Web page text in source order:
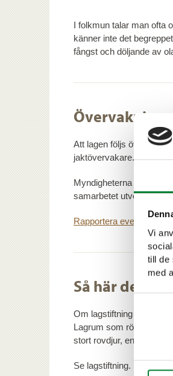
Vi
till de
med
I folkmun talar man ofta
känner inte det
fångst och döljande av
Övervakning
Att lagen följs
jaktövervakare.
Myndigheterna
samarbetet utvecklats
Rapportera eventuella
Så här
Om lagstiftning som har
Lagrum som rör olaglig
stort rovdjur, en
Se lagstiftning.